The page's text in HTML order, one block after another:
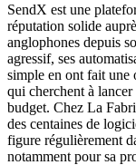
SendX est une
réputation solide
anglophones depuis
agressif, ses
simple en ont fait une
qui cherchent à
budget. Chez La
des centaines de
figure régulièrement
notamment pour sa